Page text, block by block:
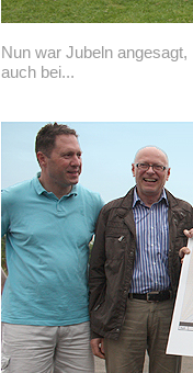
Nun war Jubeln
auch bei...